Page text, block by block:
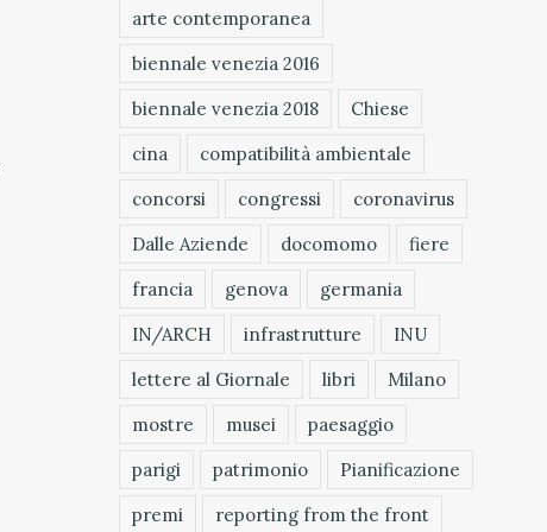
arte contemporanea
biennale venezia 2016
biennale venezia 2018
Chiese
cina
compatibilità ambientale
concorsi
congressi
coronavirus
Dalle Aziende
docomomo
fiere
francia
genova
germania
IN/ARCH
infrastrutture
INU
lettere al Giornale
libri
Milano
mostre
musei
paesaggio
parigi
patrimonio
Pianificazione
premi
reporting from the front